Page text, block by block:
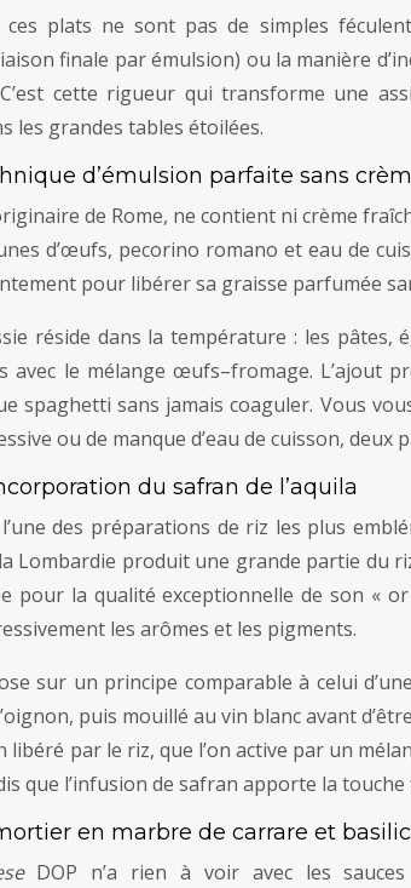
plats ne sont pas de simples
finale par émulsion) ou la manière
cette rigueur qui transforme une
les grandes tables étoilées.
d’émulsion parfaite sans
de Rome, ne contient ni crème
d’œufs, pecorino romano et eau de
pour libérer sa graisse parfumée
réside dans la température : les
avec le mélange œufs–fromage. L’ajout
spaghetti sans jamais coaguler. Vous
ou de manque d’eau de cuisson, deux
du safran de l’aquila
des préparations de riz les plus
Lombardie produit une grande partie du
pour la qualité exceptionnelle de son «
les arômes et les pigments.
sur un principe comparable à celui
puis mouillé au vin blanc avant
libéré par le riz, que l’on active par un
que l’infusion de safran apporte la
en marbre de carrare et
DOP n’a rien à voir avec les sauces